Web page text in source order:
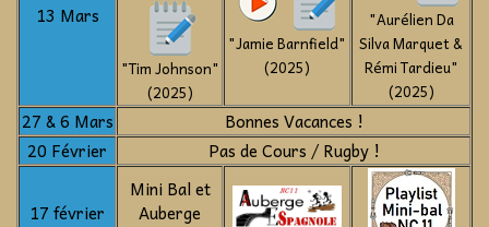
13 Mars
"Tim Johnson"
(2025)
"Jamie Barnfield"
(2025)
"Aurélien Da
Silva Marquet &
Rémi Tardieu"
(2025)
27 & 6 Mars
Bonnes Vacances !
20 Février
Pas de Cours / Rugby !
17 février
Mini Bal et
Auberge